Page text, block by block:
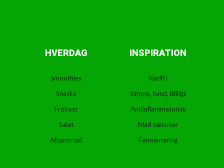
HVERDAG
Smoothies
Snacks
Frokost
Salat
Aftensmad
INSPIRATION
Kødfri
Simple, Sund, Billigt
Antiinflammatorisk
Mad sæsoner
Fermentering